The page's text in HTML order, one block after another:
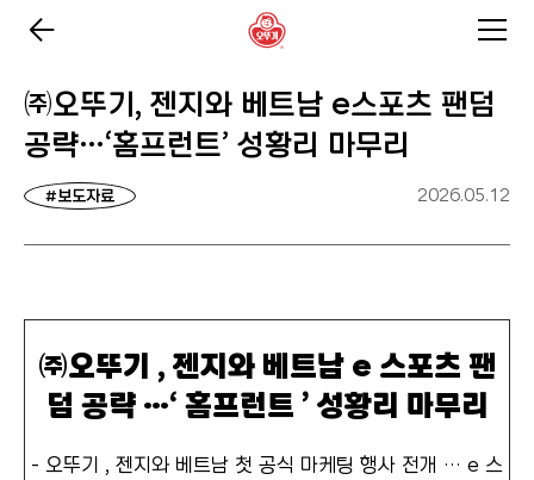
㈜오뚜기, 젠지와 베트남 e스포츠 팬덤
공략…‘홈프런트’ 성황리 마무리
#보도자료 2026.05.12
㈜오뚜기 , 젠지와 베트남 e 스포츠 팬
덤 공략 …‘ 홈프런트 ’ 성황리 마무리
- 오뚜기 , 젠지와 베트남 첫 공식 마케팅 행사 전개 … e 스